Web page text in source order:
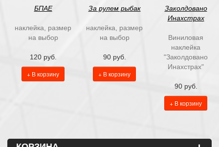
БПАЕ
наклейка, размер
на выбор
120 руб.
+ В корзину
За рулем рыбак
наклейка, размер
на выбор
90 руб.
+ В корзину
Заколдовано
Инахстрах
Виниловая
наклейка
"Заколдовано
Инахстрах"
90 руб.
+ В корзину